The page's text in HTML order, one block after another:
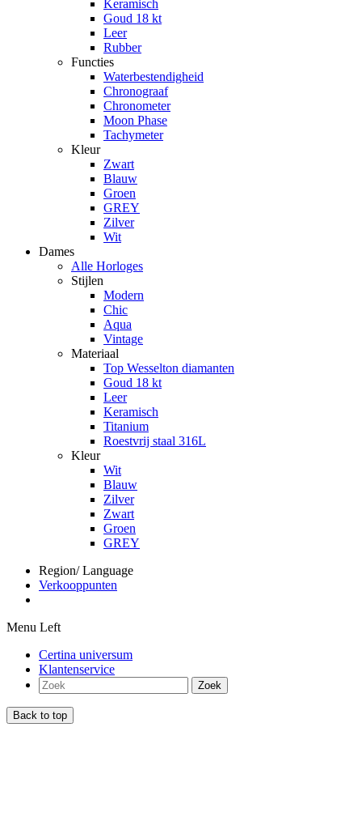
Keramisch
Goud 18 kt
Leer
Rubber
Functies
Waterbestendigheid
Chronograaf
Chronometer
Moon Phase
Tachymeter
Kleur
Zwart
Blauw
Groen
GREY
Zilver
Wit
Dames
Alle Horloges
Stijlen
Modern
Chic
Aqua
Vintage
Materiaal
Top Wesselton diamanten
Goud 18 kt
Leer
Keramisch
Titanium
Roestvrij staal 316L
Kleur
Wit
Blauw
Zilver
Zwart
Groen
GREY
Region/ Language
Verkooppunten
Menu Left
Certina universum
Klantenservice
Zoek
Back to top